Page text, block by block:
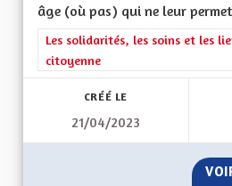
âge (où pas) qui ne leur
Filtrer les résultats de la
Les solidarités, les soins et les
citoyenne
CRÉÉ LE
21/04/2023